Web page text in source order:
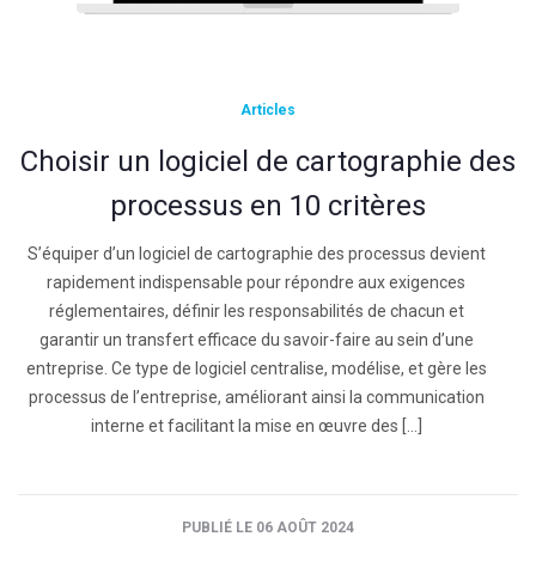
Articles
Choisir un logiciel de cartographie des
processus en 10 critères
S’équiper d’un logiciel de cartographie des processus devient
rapidement indispensable pour répondre aux exigences
réglementaires, définir les responsabilités de chacun et
garantir un transfert efficace du savoir-faire au sein d’une
entreprise. Ce type de logiciel centralise, modélise, et gère les
processus de l’entreprise, améliorant ainsi la communication
interne et facilitant la mise en œuvre des […]
PUBLIÉ LE 06 AOÛT 2024